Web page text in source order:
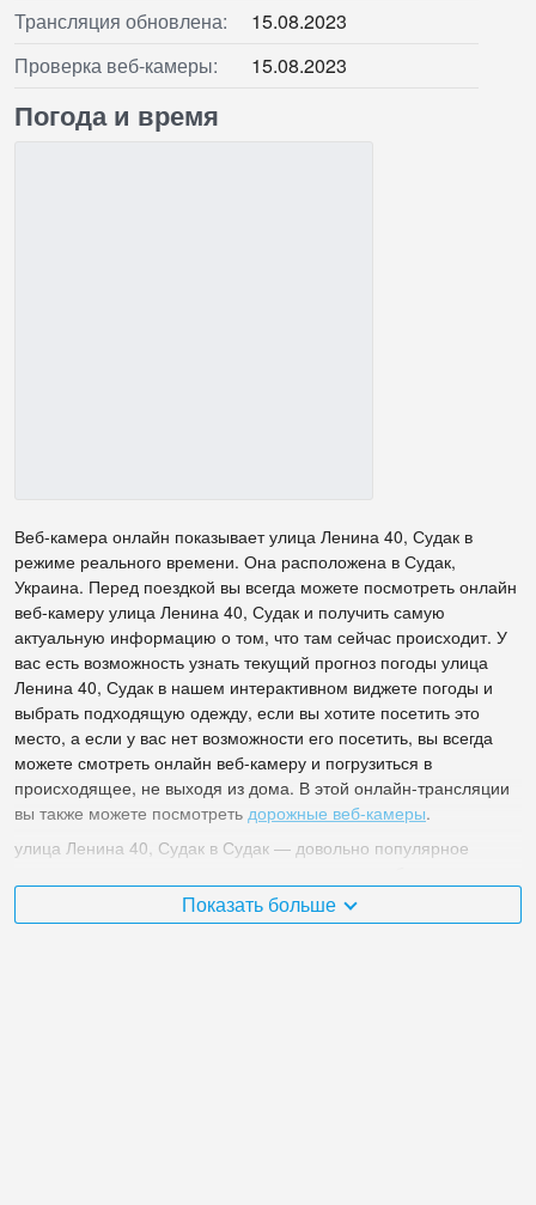
Трансляция обновлена:
15.08.2023
Проверка веб‑камеры:
15.08.2023
Погода и время
Веб-камера онлайн показывает улица Ленина 40, Судак в
режиме реального времени. Она расположена в Судак,
Украина. Перед поездкой вы всегда можете посмотреть онлайн
веб-камеру улица Ленина 40, Судак и получить самую
актуальную информацию о том, что там сейчас происходит. У
вас есть возможность узнать текущий прогноз погоды улица
Ленина 40, Судак в нашем интерактивном виджете погоды и
выбрать подходящую одежду, если вы хотите посетить это
место, а если у вас нет возможности его посетить, вы всегда
можете смотреть онлайн веб-камеру и погрузиться в
происходящее, не выходя из дома. В этой онлайн-трансляции
вы также можете посмотреть дорожные веб-камеры.
улица Ленина 40, Судак в Судак — довольно популярное
онлайн-трансляцией на баллов.Показать больше